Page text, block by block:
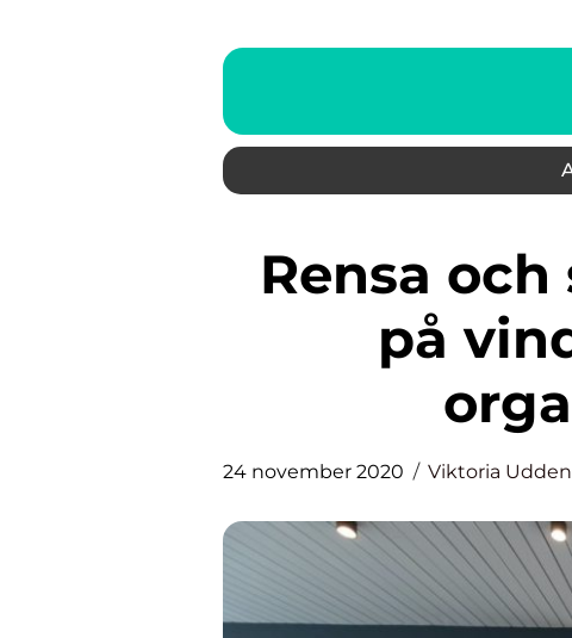
Rensa och strukturera, både
på
24 november 2020 Viktoria